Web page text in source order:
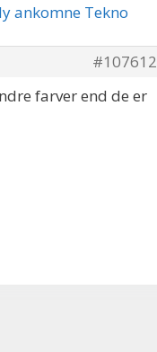
ankomne Tekno
#107612
farver end de er